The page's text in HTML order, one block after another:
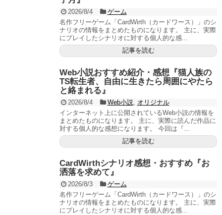
2026/8/4
ゲーム
名作フリーゲーム「CardWirth（カードワース）」のシ
ナリオの情報をまとめたものになります。 主に、実際
にプレイしたシナリオに対する個人的な感...
記事を読む
Web小説おすすめ紹介・感想『猫人族の
TS転生者、自由に生きたら周囲にやたら
と絡まれる』
2026/8/4 Web小説, オリジナル
インターネット上に公開されているWeb小説の情報を
まとめたものになります。 主に、実際に読んだ作品に
対する個人的な感想になります。 今回は『...
記事を読む
CardWirthシナリオ感想・おすすめ『お
洒落を求めて』
2026/8/3
ゲーム
名作フリーゲーム「CardWirth（カードワース）」のシ
ナリオの情報をまとめたものになります。 主に、実際
にプレイしたシナリオに対する個人的な感...